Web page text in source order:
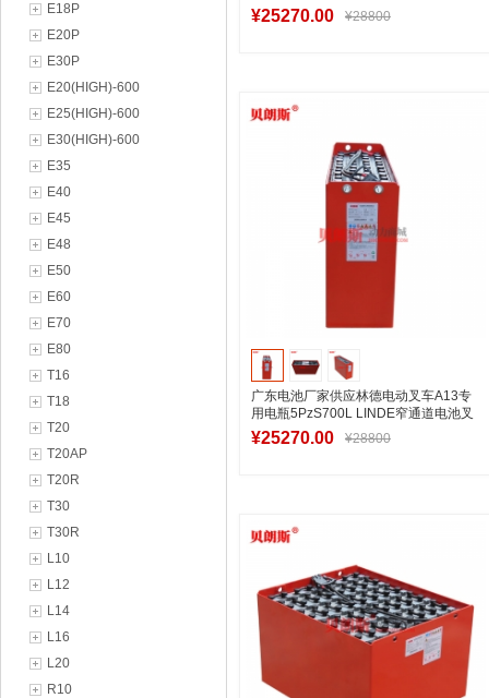
E18P
E20P
E30P
E20(HIGH)-600
E25(HIGH)-600
E30(HIGH)-600
E35
E40
E45
E48
E50
E60
E70
E80
T16
T18
T20
T20AP
T20R
T30
T30R
L10
L12
L14
L16
L20
R10
48V700Ah
¥25270.00 ¥28800
广东电池厂家供应林德电动叉车A13专
用电瓶5PzS700L LINDE窄通道电池叉
车配套电瓶48V
¥25270.00 ¥28800